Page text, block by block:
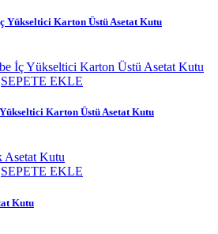
Yükseltici Karton Üstü Asetat Kutu
SEPETE EKLE
Karton Üstü Asetat Kutu
SEPETE EKLE
Kutu